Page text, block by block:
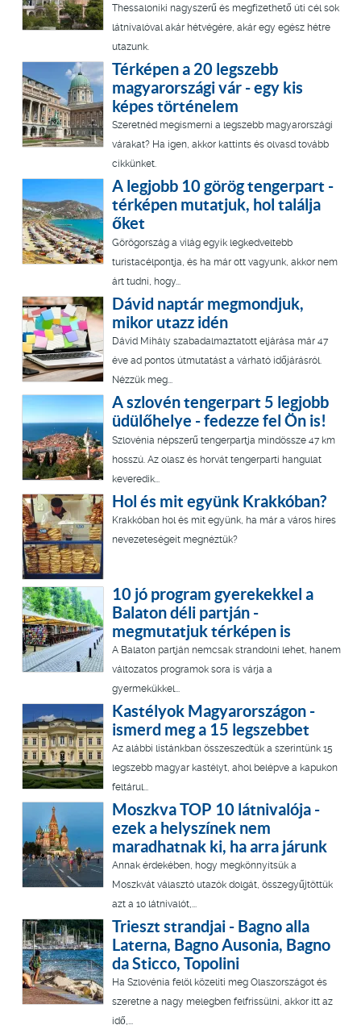
Thessaloniki nagyszerű és megfizethető úti cél sok
látnivalóval akár hétvégére, akár egy egész hétre
utazunk.
Térképen a 20 legszebb
magyarországi vár - egy kis
képes történelem
Szeretnéd megismerni a legszebb magyarországi
várakat? Ha igen, akkor kattints és olvasd tovább
cikkünket.
A legjobb 10 görög tengerpart -
térképen mutatjuk, hol találja
őket
Görögország a világ egyik legkedveltebb
turistacélpontja, és ha már ott vagyunk, akkor nem
árt tudni, hogy...
Dávid naptár megmondjuk,
mikor utazz idén
Dávid Mihály szabadalmaztatott eljárása már 47
éve ad pontos útmutatást a várható időjárásról.
Nézzük meg...
A szlovén tengerpart 5 legjobb
üdülőhelye - fedezze fel Ön is!
Szlovénia népszerű tengerpartja mindössze 47 km
hosszú. Az olasz és horvát tengerparti hangulat
keveredik...
Hol és mit együnk Krakkóban?
Krakkóban hol és mit együnk, ha már a város híres
nevezeteségeit megnéztük?
10 jó program gyerekekkel a
Balaton déli partján -
megmutatjuk térképen is
A Balaton partján nemcsak strandolni lehet, hanem
változatos programok sora is várja a
gyermekükkel...
Kastélyok Magyarországon -
ismerd meg a 15 legszebbet
Az alábbi listánkban összeszedtük a szerintünk 15
legszebb magyar kastélyt, ahol belépve a kapukon
feltárul...
Moszkva TOP 10 látnivalója -
ezek a helyszínek nem
maradhatnak ki, ha arra járunk
Annak érdekében, hogy megkönnyítsük a
Moszkvát választó utazók dolgát, összegyűjtöttük
azt a 10 látnivalót,...
Trieszt strandjai - Bagno alla
Laterna, Bagno Ausonia, Bagno
da Sticco, Topolini
Ha Szlovénia felöl közelíti meg Olaszországot és
szeretne a nagy melegben felfrissülni, akkor itt az
idő,...